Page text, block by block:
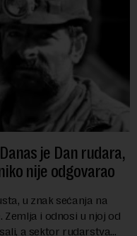
je Dan rudara,
nije odgovarao
u znak sećanja na
Zemlja i odnosi u njoj od
a sektor rudarstva